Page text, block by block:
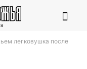
легковушка после